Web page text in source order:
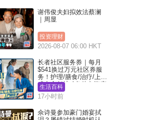
谢伟俊夫妇拟效法蔡澜
｜周显
投资理财
2026-08-07 06:00 HKT
长者社区服务券｜每月
$541换过万元社区券服
务！护理/膳食/治疗/上门
或中心任拣 1条件免资产
审查（附申请资格及教
学）
生活百科
17小时前
佘诗曼参加豪门婚宴拭